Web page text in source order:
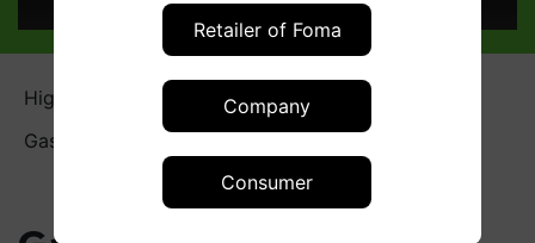
Retailer of Foma
Company
Consumer
High pressure washers
Gas-powered high-pressure washer